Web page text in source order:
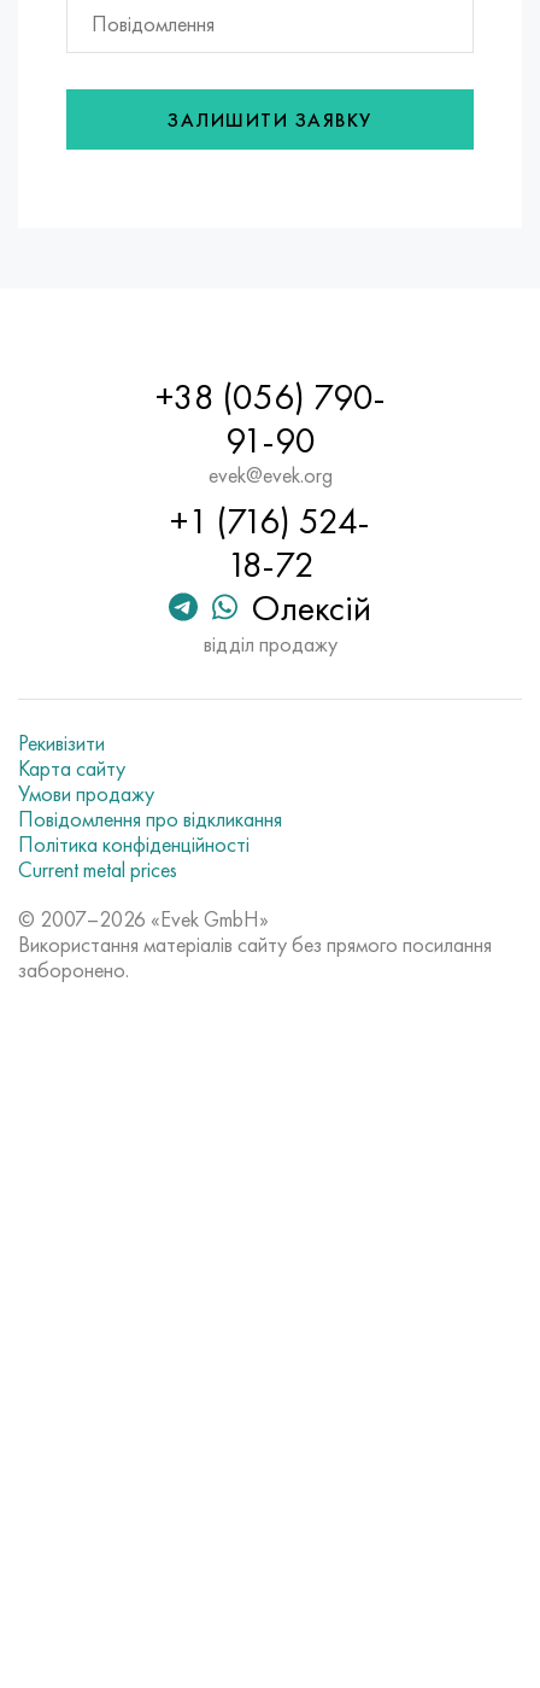
ЗАЛИШИТИ ЗАЯВКУ
+38 (056) 790-
91-90
evek@evek.org
+1 (716) 524-
18-72
Олексій
відділ продажу
Рекивізити
Карта сайту
Умови продажу
Повідомлення про відкликання
Політика конфіденційності
Current metal prices
© 2007–2026 «Evek GmbH»
Використання матеріалів сайту без прямого посилання
заборонено.